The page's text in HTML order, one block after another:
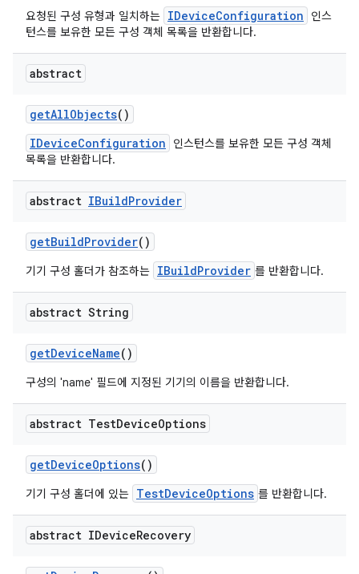
요청된 구성 유형과 일치하는 IDeviceConfiguration
인스
턴스를 보유한 모든 구성 객체 목록을 반환합니다.
abstract
getAllObjects()
IDeviceConfiguration
인스턴스를 보유한 모든 구성 객체
목록을 반환합니다.
abstract IBuildProvider
getBuildProvider()
기기 구성 홀더가 참조하는 IBuildProvider 를 반환합니다.
abstract String
getDeviceName()
구성의 'name' 필드에 지정된 기기의 이름을 반환합니다.
abstract TestDeviceOptions
getDeviceOptions()
기기 구성 홀더에 있는 TestDeviceOptions 를 반환합니다.
abstract IDeviceRecovery